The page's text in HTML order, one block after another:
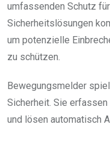
umfassenden Schutz
Sicherheitslösungen
um potenzielle
zu schützen.
Bewegungsmelder
Sicherheit. Sie
und lösen automatisch